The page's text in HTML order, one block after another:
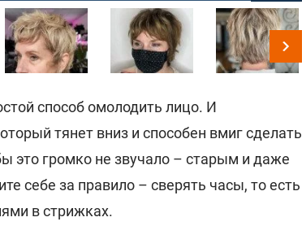
способ омолодить лицо. И
тянет вниз и способен вмиг сделать
это громко не звучало – старым и даже
себе за правило – сверять часы, то есть
в стрижках.